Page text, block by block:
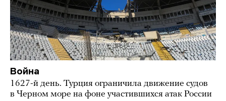
Война
1627-й день. Турция ограничила движение судов
в Черном море на фоне участившихся атак России